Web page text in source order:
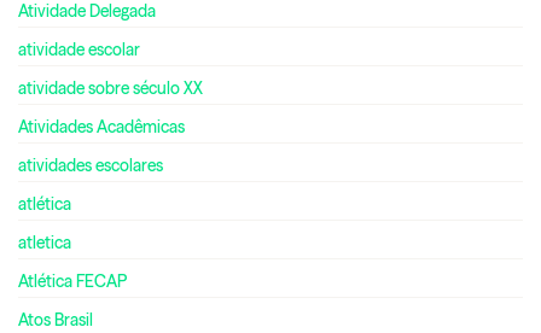
Atividade Delegada
atividade escolar
atividade sobre século XX
Atividades Acadêmicas
atividades escolares
atlética
atletica
Atlética FECAP
Atos Brasil